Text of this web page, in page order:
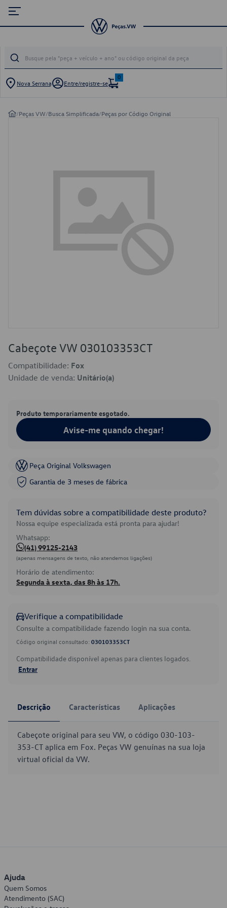
Nova Serrana Entre/registre-se
0
/Peças VW/Busca Simplificada/Peças por Código Original
Cabeçote VW 030103353CT
Compatibilidade: Fox
Unidade de venda: Unitário(a)
Produto temporariamente esgotado.
Avise-me quando chegar!
Peça Original Volkswagen
Garantia de 3 meses de fábrica
Tem dúvidas sobre a compatibilidade deste produto?
Nossa equipe especializada está pronta para ajudar!
Whatsapp:
(41) 99125-2143
(apenas mensagens de texto, não atendemos ligações)
Horário de atendimento:
Segunda à sexta, das 8h às 17h.
Verifique a compatibilidade
Consulte a compatibilidade fazendo login na sua conta.
Código original consultado: 030103353CT
Compatibilidade disponível apenas para clientes logados.
Entrar
Descrição Características Aplicações
Cabeçote original para seu VW, o código 030-103-
353-CT aplica em Fox. Peças VW genuínas na sua loja
virtual oficial da VW.
Ajuda
Quem Somos
Atendimento (SAC)